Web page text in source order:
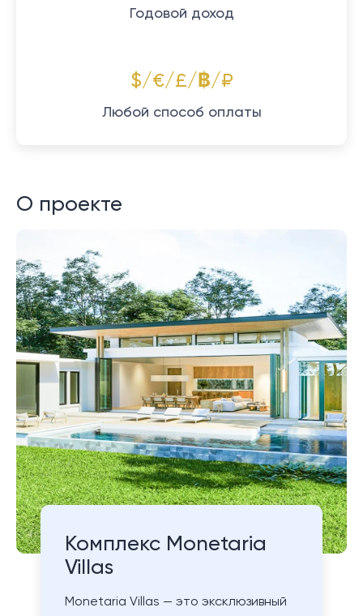
Годовой доход
$/€/£/฿/₽
Любой способ оплаты
О проекте
Комплекс Monetaria
Villas
Monetaria Villas — это эксклюзивный